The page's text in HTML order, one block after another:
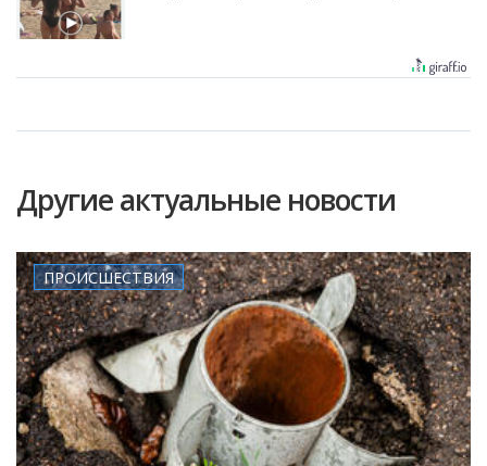
Другие актуальные новости
ПРОИСШЕСТВИЯ